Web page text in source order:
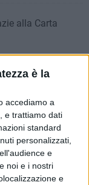
è la
accediamo a
e trattiamo dati
standard
personalizzati,
e
noi e i nostri
e
alla Carta
vice presidente
di Tammacco e